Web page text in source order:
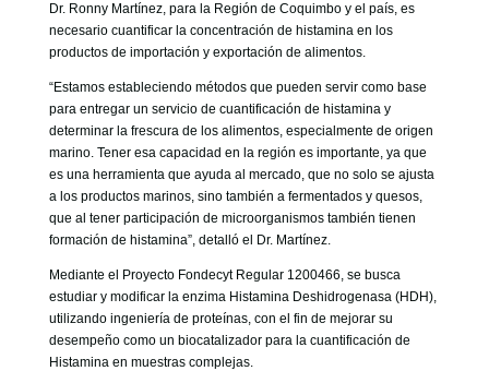
Dr. Ronny Martínez, para la Región de Coquimbo y el país, es
necesario cuantificar la concentración de histamina en los
productos de importación y exportación de alimentos.
“Estamos estableciendo métodos que pueden servir como base
para entregar un servicio de cuantificación de histamina y
determinar la frescura de los alimentos, especialmente de origen
marino. Tener esa capacidad en la región es importante, ya que
es una herramienta que ayuda al mercado, que no solo se ajusta
a los productos marinos, sino también a fermentados y quesos,
que al tener participación de microorganismos también tienen
formación de histamina”, detalló el Dr. Martínez.
Mediante el Proyecto Fondecyt Regular 1200466, se busca
estudiar y modificar la enzima Histamina Deshidrogenasa (HDH),
utilizando ingeniería de proteínas, con el fin de mejorar su
desempeño como un biocatalizador para la cuantificación de
Histamina en muestras complejas.